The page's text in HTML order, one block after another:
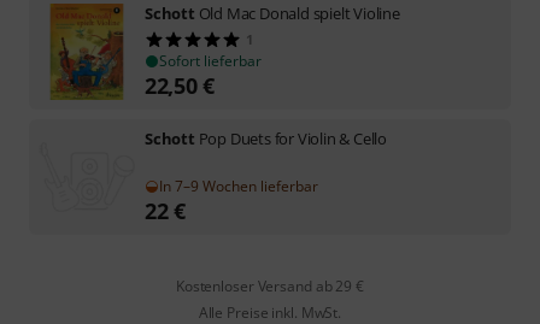
Schott Old Mac Donald spielt Violine
1
Sofort lieferbar
22,50€
Schott Pop Duets for Violin & Cello
In 7–9 Wochen lieferbar
22€
Kostenloser Versand ab 29 €
Alle Preise inkl. MwSt.